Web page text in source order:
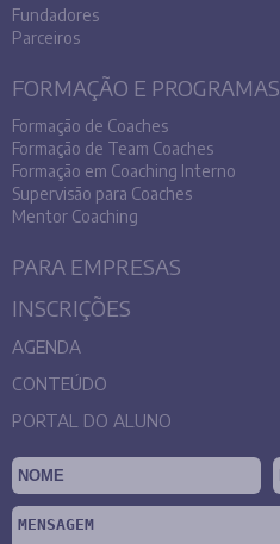
Fundadores
Parceiros
FORMAÇÃO E PROGRAMAS
Formação de Coaches
Formação de Team Coaches
Formação em Coaching Interno
Supervisão para Coaches
Mentor Coaching
PARA EMPRESAS
INSCRIÇÕES
AGENDA
CONTEÚDO
PORTAL DO ALUNO